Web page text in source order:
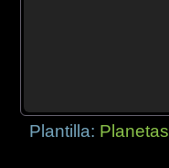
Plantilla: Planetas